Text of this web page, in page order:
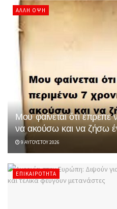
ΆΛΛΗ ΌΨΗ
Μου φαίνεται ότι έπρεπε
να ακούσω και να ζήσω
9 ΑΥΓΟΎΣΤΟΥ 2026
ΕΠΙΚΑΙΡΌΤΗΤΑ